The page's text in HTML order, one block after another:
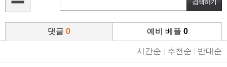
댓글 0 예비 베플 0
시간순 추천순 반대순